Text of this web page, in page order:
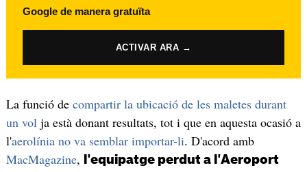
Google de manera gratuïta
ACTIVAR ARA →
La funció de compartir la ubicació de les maletes durant
un volja està donant resultats, tot i que en aquesta ocasió a
l'aerolínia no va semblar importar-li. D'acord amb
MacMagazine,
l'equipatge perdut a l'Aeroport